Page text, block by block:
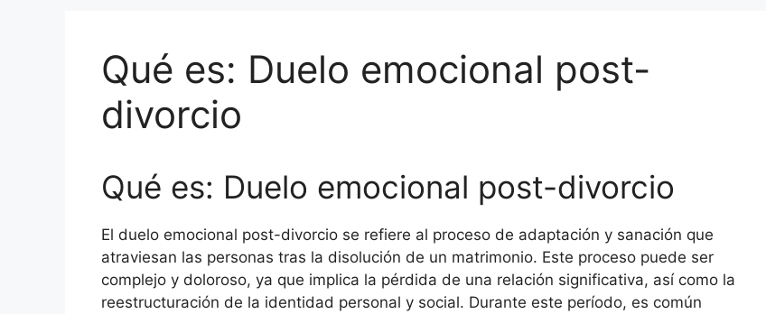
Qué es: Duelo emocional post-
divorcio
Qué es: Duelo emocional post-divorcio
El duelo emocional post-divorcio se refiere al proceso de adaptación y sanación que
atraviesan las personas tras la disolución de un matrimonio. Este proceso puede ser
complejo y doloroso, ya que implica la pérdida de una relación significativa, así como la
reestructuración de la identidad personal y social. Durante este período, es común